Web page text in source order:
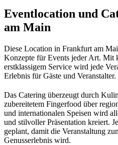
Eventlocation und
am Main
Diese Location in Frankfurt am
Konzepte für Events jeder Art. Mit
erstklassigem Service wird jede
Erlebnis für Gäste und Veranstalter.
Das Catering überzeugt durch
zubereitetem Fingerfood über
und internationalen Speisen wird
und stilvoller Präsentation kreiert.
geplant, damit die Veranstaltung
Genusserlebnis wird.